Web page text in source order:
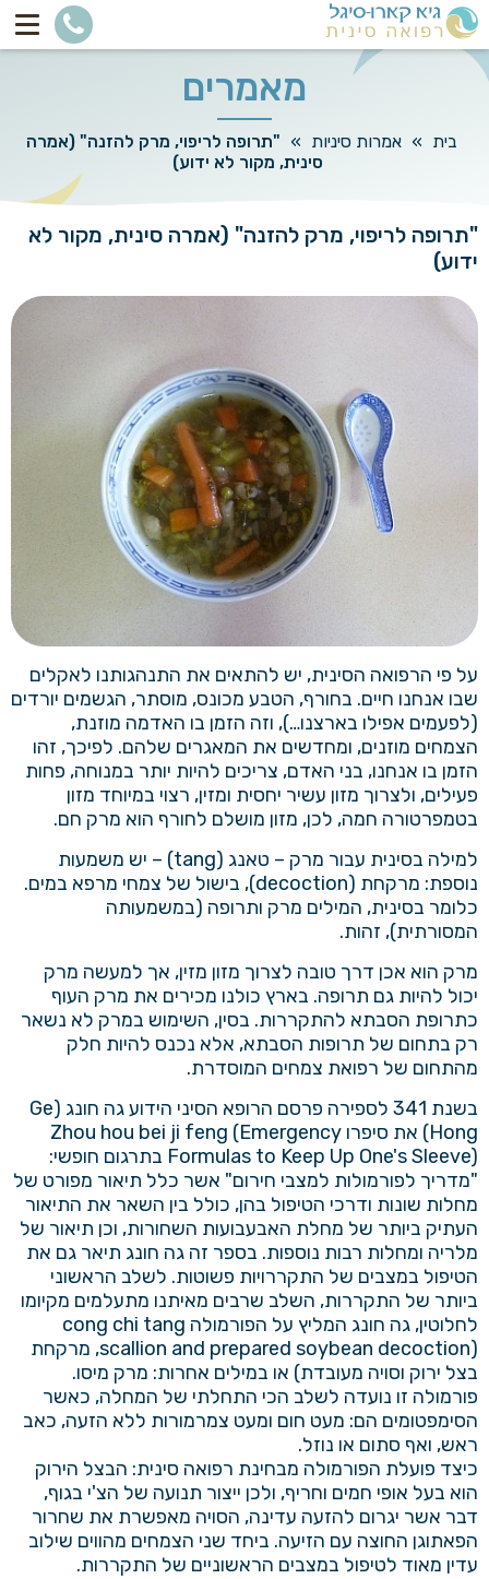
מאמרים
בית » אמרות סיניות » "תרופה לריפוי, מרק להזנה" (אמרה
סינית, מקור לא ידוע)
"תרופה לריפוי, מרק להזנה" (אמרה סינית, מקור לא
ידוע)
על פי הרפואה הסינית, יש להתאים את התנהגותנו לאקלים
שבו אנחנו חיים. בחורף, הטבע מכונס, מוסתר, הגשמים יורדים
(לפעמים אפילו בארצנו…), וזה הזמן בו האדמה מוזנת,
הצמחים מוזנים, ומחדשים את המאגרים שלהם. לפיכך, זהו
הזמן בו אנחנו, בני האדם, צריכים להיות יותר במנוחה, פחות
פעילים, ולצרוך מזון עשיר יחסית ומזין, רצוי במיוחד מזון
בטמפרטורה חמה, לכן, מזון מושלם לחורף הוא מרק חם.
למילה בסינית עבור מרק – טאנג (tang) – יש משמעות
נוספת: מרקחת (decoction), בישול של צמחי מרפא במים.
כלומר בסינית, המילים מרק ותרופה (במשמעותה
המסורתית), זהות.
מרק הוא אכן דרך טובה לצרוך מזון מזין, אך למעשה מרק
יכול להיות גם תרופה. בארץ כולנו מכירים את מרק העוף
כתרופת הסבתא להתקררות. בסין, השימוש במרק לא נשאר
רק בתחום של תרופות הסבתא, אלא נכנס להיות חלק
מהתחום של רפואת צמחים המוסדרת.
בשנת 341 לספירה פרסם הרופא הסיני הידוע גה חונג (Ge
Hong) את סיפרו Zhou hou bei ji feng (Emergency
Formulas to Keep Up One's Sleeve) בתרגום חופשי:
"מדריך לפורמולות למצבי חירום" אשר כלל תיאור מפורט של
מחלות שונות ודרכי הטיפול בהן, כולל בין השאר את התיאור
העתיק ביותר של מחלת האבעבועות השחורות, וכן תיאור של
מלריה ומחלות רבות נוספות. בספר זה גה חונג תיאר גם את
הטיפול במצבים של התקררויות פשוטות. לשלב הראשוני
ביותר של התקררות, השלב שרבים מאיתנו מתעלמים מקיומו
לחלוטין, גה חונג המליץ על הפורמולה cong chi tang
(scallion and prepared soybean decoction, מרקחת
בצל ירוק וסויה מעובדת) או במילים אחרות: מרק מיסו.
פורמולה זו נועדה לשלב הכי התחלתי של המחלה, כאשר
הסימפטומים הם: מעט חום ומעט צמרמורות ללא הזעה, כאב
ראש, ואף סתום או נוזל.
כיצד פועלת הפורמולה מבחינת רפואה סינית: הבצל הירוק
הוא בעל אופי חמים וחריף, ולכן ייצור תנועה של הצ'י בגוף,
דבר אשר יגרום להזעה עדינה, הסויה מאפשרת את שחרור
הפאתוגן החוצה עם הזיעה. ביחד שני הצמחים מהווים שילוב
עדין מאוד לטיפול במצבים הראשוניים של התקררות.